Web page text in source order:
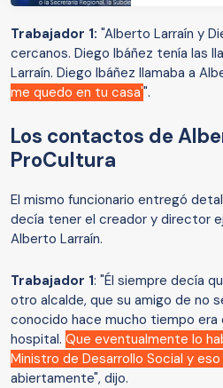
Trabajador 1: "Alberto Larraín y
cercanos. Diego Ibáñez tenía las
Larraín. Diego Ibáñez llamaba a
me quedo en tu casa'".
Los contactos de
ProCultura
El mismo funcionario entregó
decía tener el creador y director
Alberto Larraín.
Trabajador 1: "Él siempre decía
otro alcalde, que su amigo de no
conocido hace mucho tiempo
hospital. Que eventualmente lo
Ministro de Desarrollo Social y
abiertamente", dijo.